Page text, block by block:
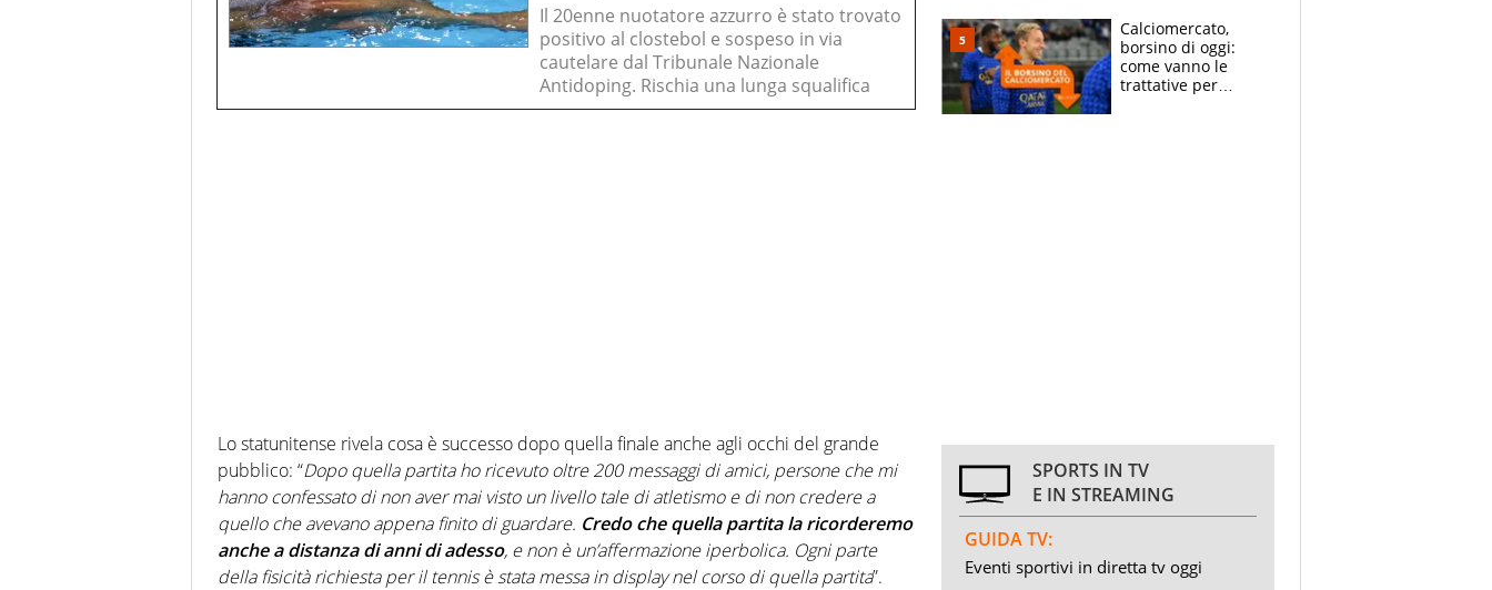
Il 20enne nuotatore azzurro è stato trovato
positivo al clostebol e sospeso in via
cautelare dal Tribunale Nazionale
Antidoping. Rischia una lunga squalifica
Lo statunitense rivela cosa è successo dopo quella finale anche agli occhi del grande
pubblico: “Dopo quella partita ho ricevuto oltre 200 messaggi di amici, persone che mi
hanno confessato di non aver mai visto un livello tale di atletismo e di non credere a
quello che avevano appena finito di guardare. Credo che quella partita la ricorderemo
anche a distanza di anni di adesso, e non è un’affermazione iperbolica. Ogni parte
della fisicità richiesta per il tennis è stata messa in display nel corso di quella partita”.
Calciomercato,
borsino di oggi:
come vanno le
trattative per
SPORTS IN TV
E IN STREAMING
GUIDA TV:
Eventi sportivi in diretta tv oggi